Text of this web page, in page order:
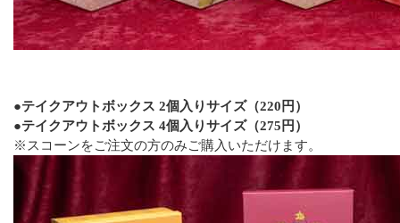
●テイクアウトボックス 2個入りサイズ（220円）
●テイクアウトボックス 4個入りサイズ（275円）
※スコーンをご注文の方のみご購入いただけます。